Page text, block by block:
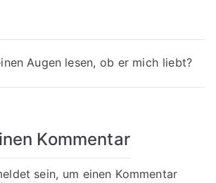
Augen lesen, ob er mich liebt?
Kommentar
sein, um einen Kommentar